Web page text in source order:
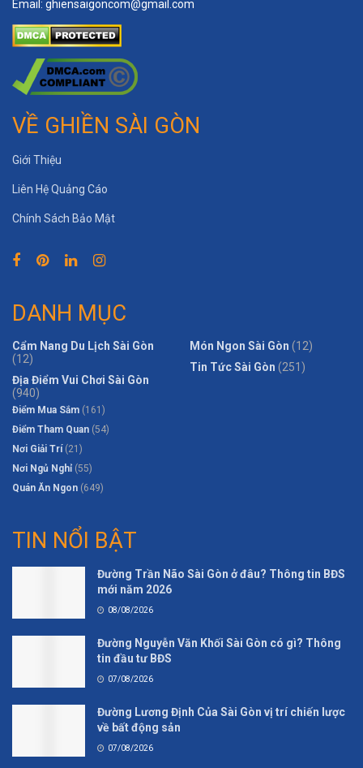
Email: ghiensaigoncom@gmail.com
VỀ GHIỀN SÀI GÒN
Giới Thiệu
Liên Hệ Quảng Cáo
Chính Sách Bảo Mật
DANH MỤC
Cẩm Nang Du Lịch Sài Gòn
(12)
Địa Điểm Vui Chơi Sài Gòn
(940)
Điểm Mua Sắm (161)
Điểm Tham Quan (54)
Nơi Giải Trí (21)
Nơi Ngủ Nghỉ (55)
Quán Ăn Ngon (649)
Món Ngon Sài Gòn (12)
Tin Tức Sài Gòn (251)
TIN NỔI BẬT
Đường Trần Não Sài Gòn ở đâu? Thông tin BĐS
mới năm 2026
08/08/2026
Đường Nguyễn Văn Khối Sài Gòn có gì? Thông
tin đầu tư BĐS
07/08/2026
Đường Lương Định Của Sài Gòn vị trí chiến lược
về bất động sản
07/08/2026